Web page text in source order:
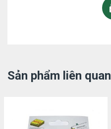
Sản phẩm liên quan